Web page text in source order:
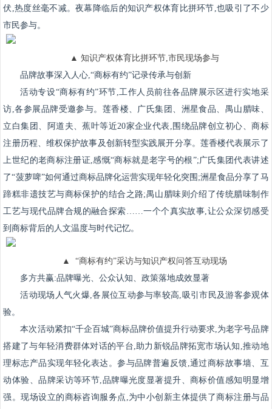
伏,热度丝毫不减。夜幕降临后的知识产权体育比拼环节,也吸引了不少
市民参与。
▲ 知识产权体育比拼环节,市民现场参与
品牌故事深入人心,“商标有约”记录传承与创新
活动专设“商标有约”环节,工作人员前往各品牌展示区进行实地采
访,各参展品牌受邀参与。莲香楼、广氏集团、洲星食品、禺山腊味、
立白集团、阿道夫、蕉叶等近20家企业代表,围绕品牌创立初心、商标
注册历程、维权保护故事及创新转型实践展开分享。莲香楼代表展示了
上世纪的老商标注册证,感慨“商标就是老字号的根”;广氏集团代表讲述
了“菠萝啤”如何通过商标品牌化运营实现年轻化突围;洲星食品分享了马
蹄糕非遗技艺与商标保护的结合之路;禺山腊味则介绍了传统腊味制作
工艺与现代品牌合规的融合探索……一个个真实故事,让公众深切感受
到商标背后的人文温度与时代记忆。
▲ “商标有约”采访与知识产权问答互动现场
多方共赢:品牌曝光、公众认知、政策落地成效显著
活动现场人气火爆,各展位互动参与率较高,吸引市民及游客参观体
验。
本次活动紧扣“千企百城”商标品牌价值提升行动要求,为老字号品牌
搭建了与年轻消费群体对话的平台,助力新锐品牌拓宽市场认知,推动地
理标志产品实现年轻化表达。参与品牌普遍反馈,通过商标故事墙、互
动体验、品牌采访等环节,品牌曝光度显著提升、商标价值感知明显增
强。现场设立的商标咨询服务点,为中小创新主体提供了商标注册与品